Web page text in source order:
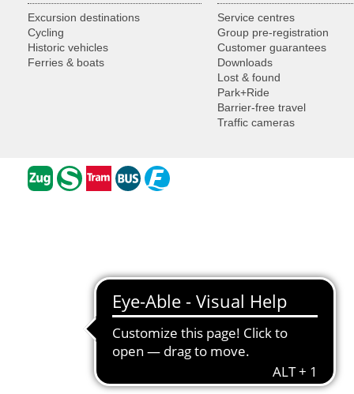
Excursion destinations
Cycling
Historic vehicles
Ferries & boats
Service centres
Group pre-registration
Customer guarantees
Downloads
Lost & found
Park+Ride
Barrier-free travel
Traffic cameras